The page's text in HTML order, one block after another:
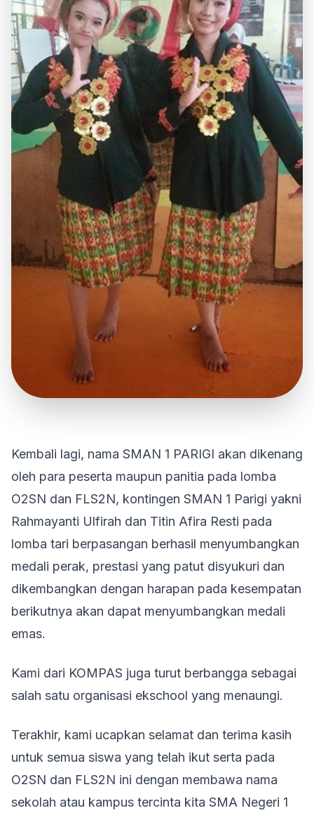
Kembali lagi, nama SMAN 1 PARIGI akan dikenang
oleh para peserta maupun panitia pada lomba
O2SN dan FLS2N, kontingen SMAN 1 Parigi yakni
Rahmayanti Ulfirah dan Titin Afira Resti pada
lomba tari berpasangan berhasil menyumbangkan
medali perak, prestasi yang patut disyukuri dan
dikembangkan dengan harapan pada kesempatan
berikutnya akan dapat menyumbangkan medali
emas.
Kami dari KOMPAS juga turut berbangga sebagai
salah satu organisasi ekschool yang menaungi.
Terakhir, kami ucapkan selamat dan terima kasih
untuk semua siswa yang telah ikut serta pada
O2SN dan FLS2N ini dengan membawa nama
sekolah atau kampus tercinta kita SMA Negeri 1